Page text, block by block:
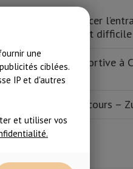
Recommencer
pause…c’est difficile
De Zéro sportive à
l’espoir!
Extrait de cours –
une
ciblées.
IP et d'autres
et utiliser vos